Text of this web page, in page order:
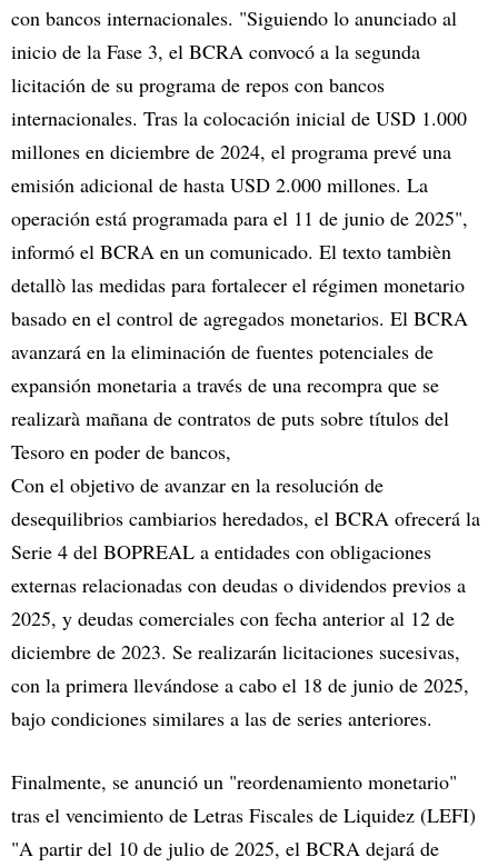
con bancos internacionales. "Siguiendo lo anunciado al
inicio de la Fase 3, el BCRA convocó a la segunda
licitación de su programa de repos con bancos
internacionales. Tras la colocación inicial de USD 1.000
millones en diciembre de 2024, el programa prevé una
emisión adicional de hasta USD 2.000 millones. La
operación está programada para el 11 de junio de 2025",
informó el BCRA en un comunicado. El texto tambièn
detallò las medidas para fortalecer el régimen monetario
basado en el control de agregados monetarios. El BCRA
avanzará en la eliminación de fuentes potenciales de
expansión monetaria a través de una recompra que se
realizarà mañana de contratos de puts sobre títulos del
Tesoro en poder de bancos,
Con el objetivo de avanzar en la resolución de
desequilibrios cambiarios heredados, el BCRA ofrecerá la
Serie 4 del BOPREAL a entidades con obligaciones
externas relacionadas con deudas o dividendos previos a
2025, y deudas comerciales con fecha anterior al 12 de
diciembre de 2023. Se realizarán licitaciones sucesivas,
con la primera llevándose a cabo el 18 de junio de 2025,
bajo condiciones similares a las de series anteriores.
Finalmente, se anunció un "reordenamiento monetario"
tras el vencimiento de Letras Fiscales de Liquidez (LEFI)
"A partir del 10 de julio de 2025, el BCRA dejará de